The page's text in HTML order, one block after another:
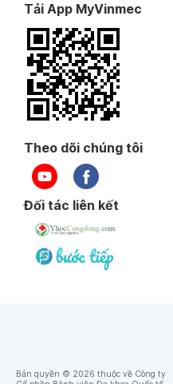
Tải App MyVinmec
Theo dõi chúng tôi
Đối tác liên kết
Bản quyền © 2026 thuộc về Công ty